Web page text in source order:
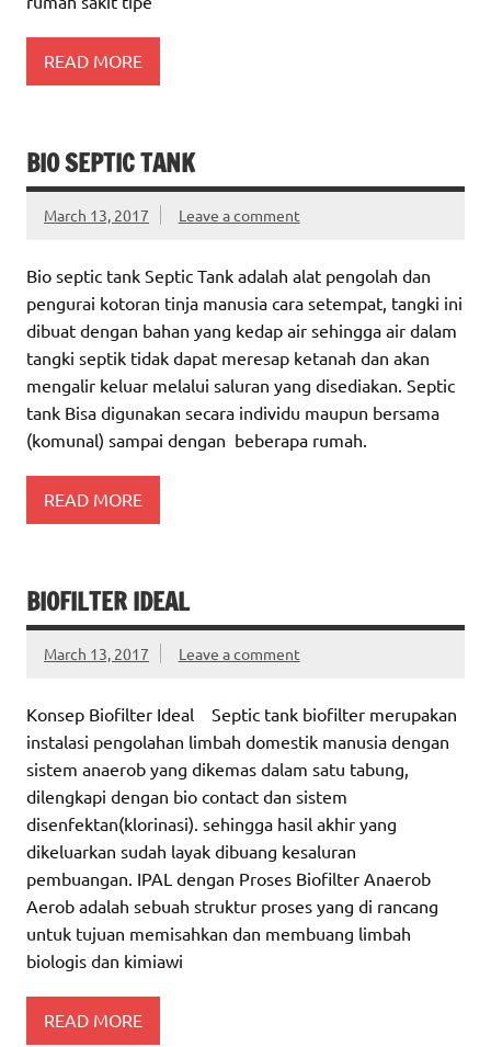
READ MORE
BIO SEPTIC TANK
March 13, 2017 Leave a comment
Bio septic tank Septic Tank adalah alat pengolah dan
pengurai kotoran tinja manusia cara setempat, tangki ini
dibuat dengan bahan yang kedap air sehingga air dalam
tangki septik tidak dapat meresap ketanah dan akan
mengalir keluar melalui saluran yang disediakan. Septic
tank Bisa digunakan secara individu maupun bersama
(komunal) sampai dengan beberapa rumah.
READ MORE
BIOFILTER IDEAL
March 13, 2017 Leave a comment
Konsep Biofilter Ideal Septic tank biofilter merupakan
instalasi pengolahan limbah domestik manusia dengan
sistem anaerob yang dikemas dalam satu tabung,
dilengkapi dengan bio contact dan sistem
disenfektan(klorinasi). sehingga hasil akhir yang
dikeluarkan sudah layak dibuang kesaluran
pembuangan. IPAL dengan Proses Biofilter Anaerob
Aerob adalah sebuah struktur proses yang di rancang
untuk tujuan memisahkan dan membuang limbah
biologis dan kimiawi
READ MORE